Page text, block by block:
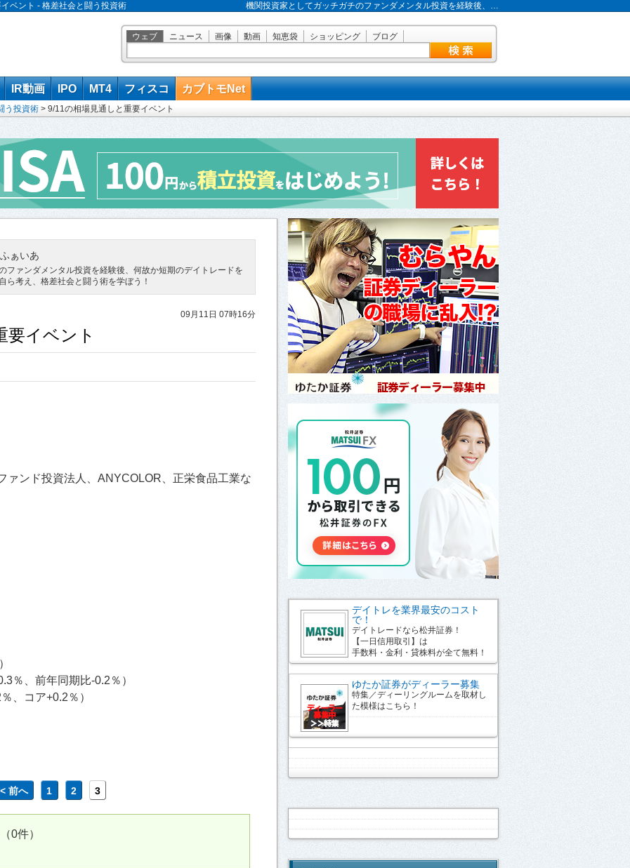
ベント - 格差社会と闘う投資術 機関投資家としてガッチガチのファンダメンタル投資を経験後、…
ウェブ ニュース 画像 動画 知恵袋 ショッピング ブログ
IR動画 IPO MT4 フィスコ カブトモNet
う投資術 > 9/11の相場見通しと重要イベント
ぁいあ
ファンダメンタル投資を経験後、何故か短期のデイトレードを
ら考え、格差社会と闘う術を学ぼう！
09月11日 07時16分
要イベント
ァンド投資法人、ANYCOLOR、正栄食品工業な
％、前年同期比-0.2％）
、コア+0.2％）
前へ 1 2 3
0件）
デイトレを業界最安のコスト
で！
デイトレードなら松井証券！
【一日信用取引】は
手数料・金利・貸株料が全て無料！
ゆたか証券がディーラー募集
特集／ディーリングルームを取材し
た模様はこちら！